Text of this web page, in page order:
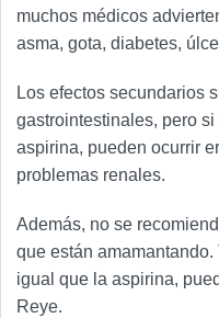
muchos médicos
asma, gota, diabetes,
Los efectos secundarios
gastrointestinales, pero
aspirina, pueden ocurrir
problemas renales.
Además, no se
que están amamantando.
igual que la aspirina,
Reye.